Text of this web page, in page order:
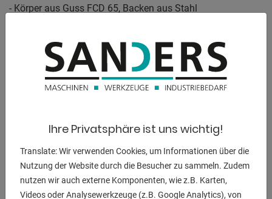
- Körper aus Guss FCD 65, Backen aus Stahl
- eingebauter Niederzug
- mechanische Kraftverstärkung, dichtungslos und
wartungsfrei
techn. Daten:
Backenbreite: 200 mm
Spannstocköffnung: 300 mm
Backenhöhe: 55 mm
Ihre Privatsphäre ist uns wichtig!
Translate: Wir verwenden Cookies, um Informationen über die
Nutzung der Website durch die Besucher zu sammeln. Zudem
nutzen wir auch externe Komponenten, wie z.B. Karten,
Videos oder Analysewerkzeuge (z.B. Google Analytics), von